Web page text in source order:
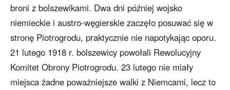
broni z bolszewikami. Dwa dni później wojsko
niemieckie i austro-węgierskie zaczęło posuwać się w
stronę Piotrogrodu, praktycznie nie napotykając oporu.
21 lutego 1918 r. bolszewicy powołali Rewolucyjny
Komitet Obrony Piotrogrodu. 23 lutego nie miały
miejsca żadne poważniejsze walki z Niemcami, lecz to